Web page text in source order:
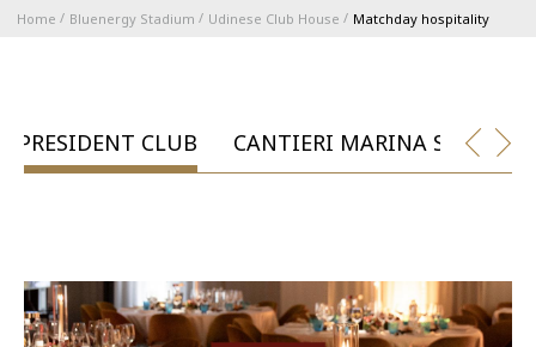
Serie A
Coppa Italia
BLUENERGY STADIUM
Home Bluenergy Stadium Udinese Club House Matchday hospitality
PRESIDENT CLUB CANTIERI MARINA SAN